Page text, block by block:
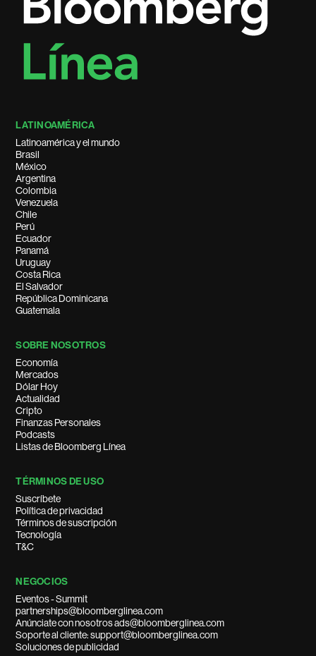
LATINOAMÉRICA
Latinoamérica y el mundo
Brasil
México
Argentina
Colombia
Venezuela
Chile
Perú
Ecuador
Panamá
Uruguay
Costa Rica
El Salvador
República Dominicana
Guatemala
SOBRE NOSOTROS
Economía
Mercados
Dólar Hoy
Actualidad
Cripto
Finanzas Personales
Podcasts
Listas de Bloomberg Línea
TÉRMINOS DE USO
Suscríbete
Política de privacidad
Términos de suscripción
Tecnología
T&C
NEGOCIOS
Eventos - Summit
partnerships@bloomberglinea.com
Anúnciate con nosotros ads@bloomberglinea.com
Soporte al cliente: support@bloomberglinea.com
Soluciones de publicidad